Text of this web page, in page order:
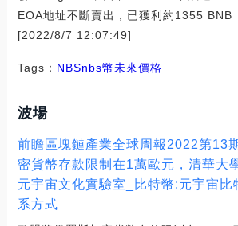
EOA地址不斷賣出，已獲利約1355 BNB
[2022/8/7 12:07:49]
Tags： NBSnbs幣未來價格
波場
前瞻區塊鏈產業全球周報2022第13
密貨幣存款限制在1萬歐元，清華大
元宇宙文化實驗室_比特幣:元宇宙比
系方式